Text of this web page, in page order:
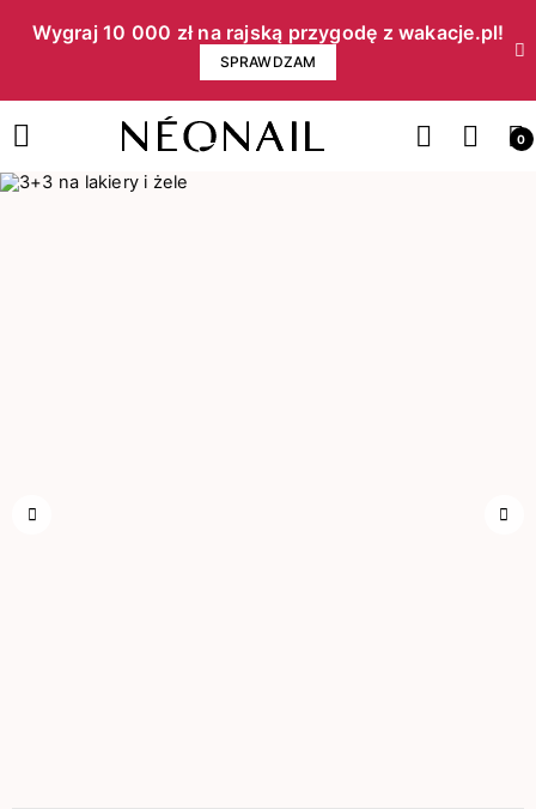
Wygraj 10 000 zł na rajską przygodę z wakacje.pl!​
SPRAWDZAM
0